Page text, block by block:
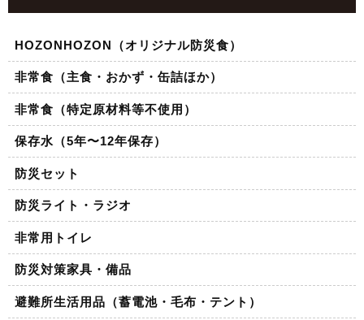
HOZONHOZON（オリジナル防災食）
非常食（主食・おかず・缶詰ほか）
非常食（特定原材料等不使用）
保存水（5年〜12年保存）
防災セット
防災ライト・ラジオ
非常用トイレ
防災対策家具・備品
避難所生活用品（蓄電池・毛布・テント）